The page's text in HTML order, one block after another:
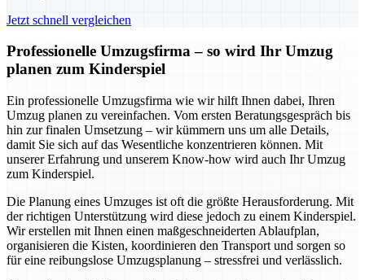
Jetzt schnell vergleichen
Professionelle Umzugsfirma – so wird Ihr Umzug
planen zum Kinderspiel
Ein professionelle Umzugsfirma wie wir hilft Ihnen dabei, Ihren
Umzug planen zu vereinfachen. Vom ersten Beratungsgespräch bis
hin zur finalen Umsetzung – wir kümmern uns um alle Details,
damit Sie sich auf das Wesentliche konzentrieren können. Mit
unserer Erfahrung und unserem Know-how wird auch Ihr Umzug
zum Kinderspiel.
Die Planung eines Umzuges ist oft die größte Herausforderung. Mit
der richtigen Unterstützung wird diese jedoch zu einem Kinderspiel.
Wir erstellen mit Ihnen einen maßgeschneiderten Ablaufplan,
organisieren die Kisten, koordinieren den Transport und sorgen so
für eine reibungslose Umzugsplanung – stressfrei und verlässlich.